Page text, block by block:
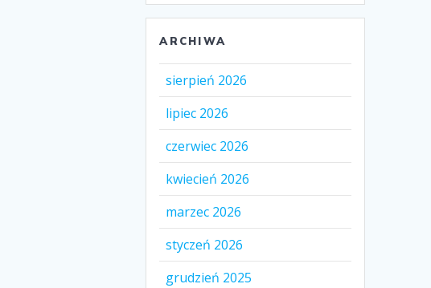
ARCHIWA
sierpień 2026
lipiec 2026
czerwiec 2026
kwiecień 2026
marzec 2026
styczeń 2026
grudzień 2025